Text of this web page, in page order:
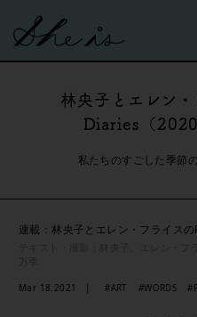
林央子とエレン
Diaries（
私たちのすごした季節
連載：林央子とエレン・フライス
Mar 18.2021 #ART #WORDS